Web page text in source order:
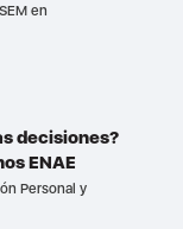
en
decisiones?
ENAE
Personal y